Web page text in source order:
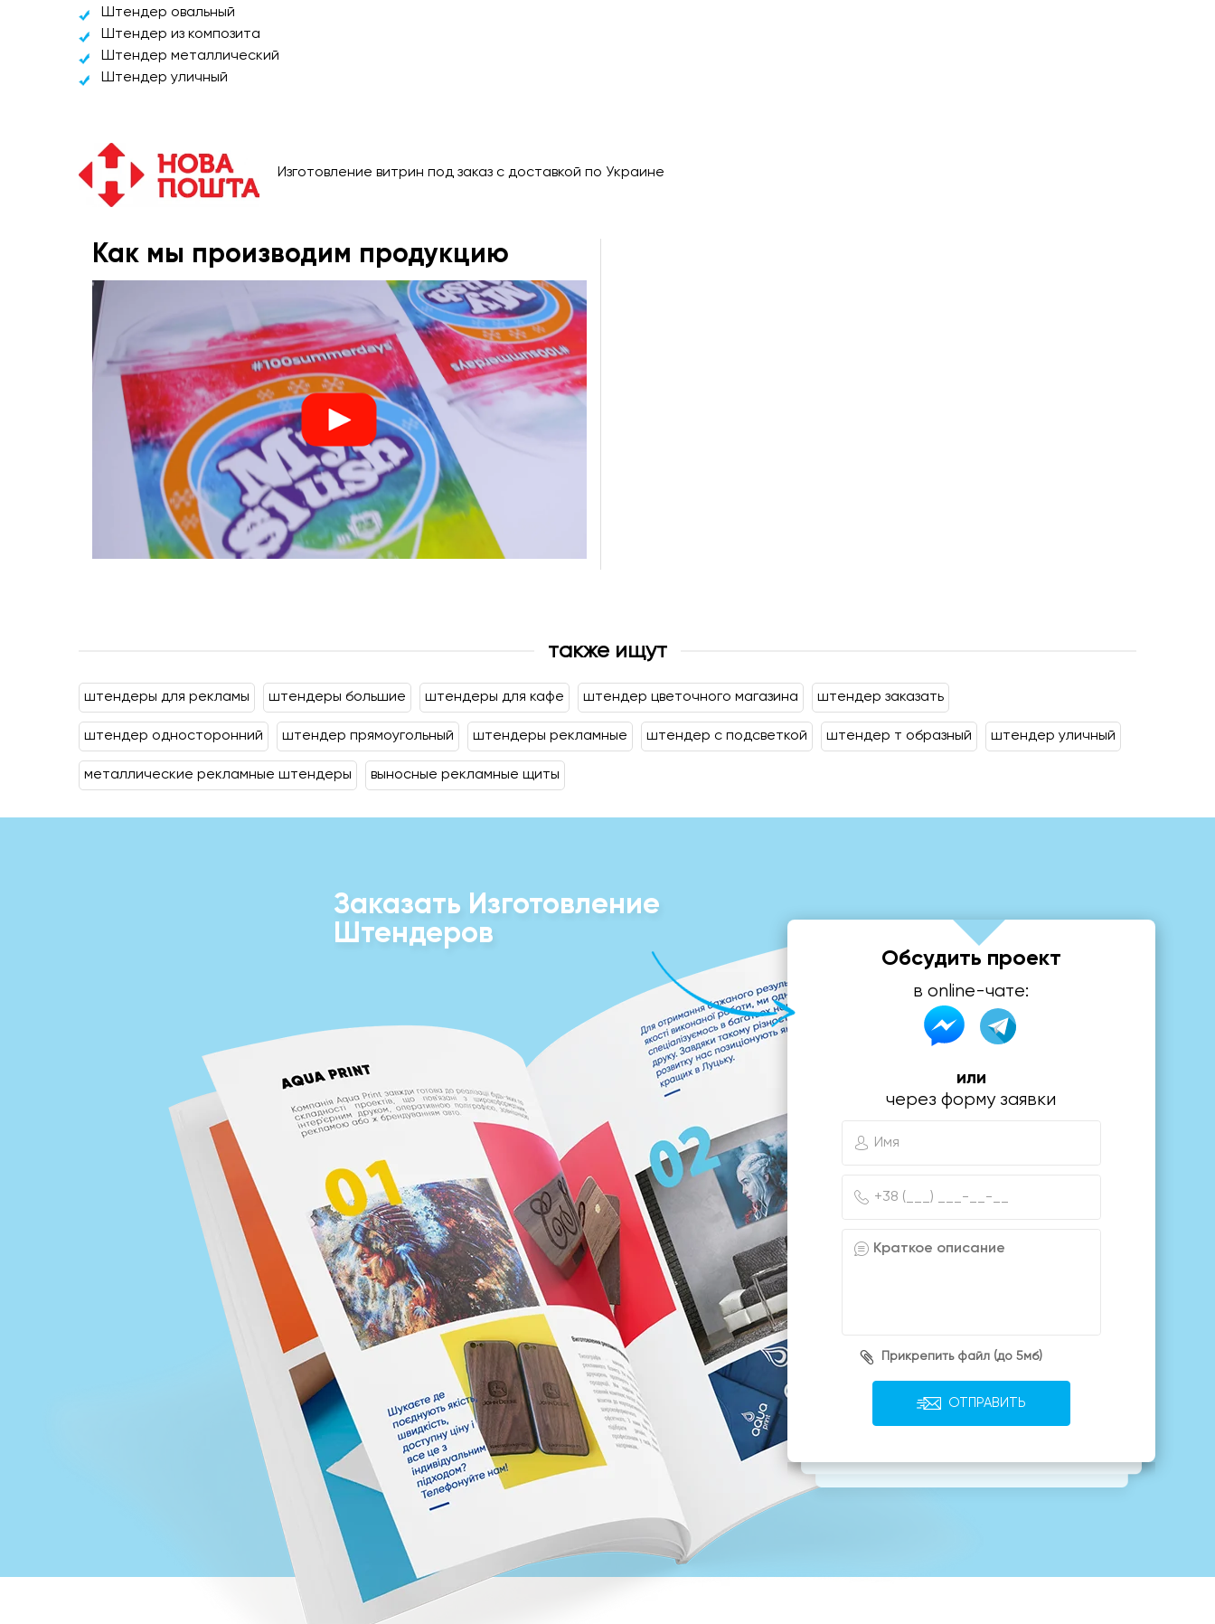
Штендер овальный
Штендер из композита
Штендер металлический
Штендер уличный
Изготовление витрин под заказ с доставкой по Украине
Как мы производим продукцию
также ищут
штендеры для рекламы штендеры большие штендеры для кафе штендер цветочного магазина штендер заказать
штендер односторонний штендер прямоугольный штендеры рекламные штендер с подсветкой штендер т образный штендер уличный
металлические рекламные штендеры выносные рекламные щиты
Заказать Изготовление
Штендеров
Обсудить проект
в online-чате:
или
через форму заявки
Прикрепить файл (до 5мб)
ОТПРАВИТЬ